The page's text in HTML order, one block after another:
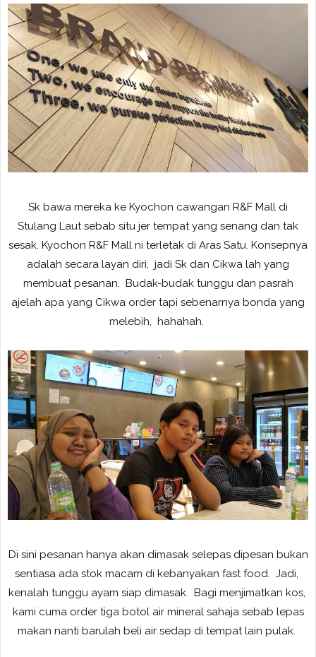
Sk bawa mereka ke Kyochon cawangan R&F Mall di
Stulang Laut sebab situ jer tempat yang senang dan tak
sesak. Kyochon R&F Mall ni terletak di Aras Satu. Konsepnya
adalah secara layan diri, jadi Sk dan Cikwa lah yang
membuat pesanan. Budak-budak tunggu dan pasrah
ajelah apa yang Cikwa order tapi sebenarnya bonda yang
melebih, hahahah.
Di sini pesanan hanya akan dimasak selepas dipesan bukan
sentiasa ada stok macam di kebanyakan fast food. Jadi,
kenalah tunggu ayam siap dimasak. Bagi menjimatkan kos,
kami cuma order tiga botol air mineral sahaja sebab lepas
makan nanti barulah beli air sedap di tempat lain pulak.